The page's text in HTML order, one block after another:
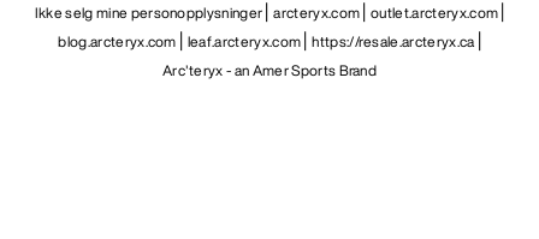
Ikke selg mine personopplysninger arcteryx.com outlet.arcteryx.com
blog.arcteryx.com leaf.arcteryx.com https://resale.arcteryx.ca
Arc'teryx - an Amer Sports Brand